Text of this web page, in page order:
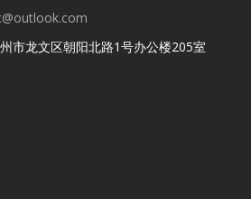
市龙文区朝阳北路1号办公楼205室